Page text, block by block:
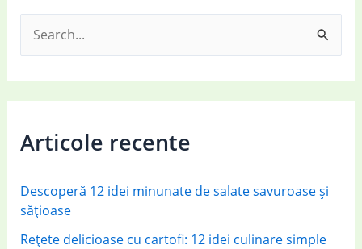
e
a
r
h
o
r
Articole recente
Descoperă 12 idei minunate de salate savuroase și
sățioase
Rețete delicioase cu cartofi: 12 idei culinare simple